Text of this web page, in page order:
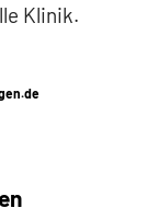
Klinik.